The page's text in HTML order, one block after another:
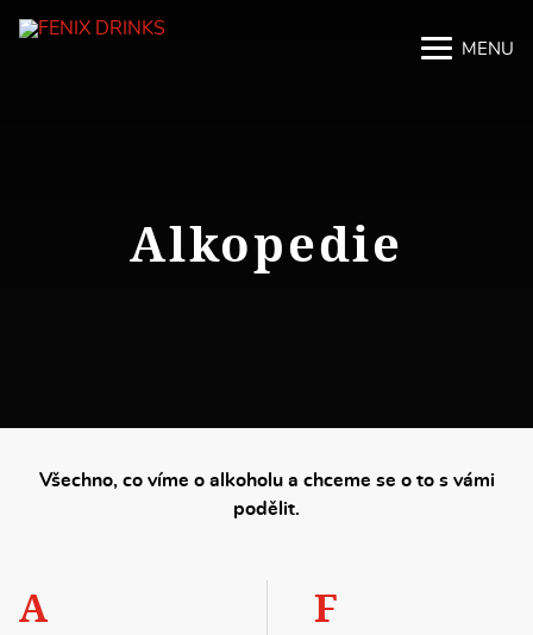
MENU
Alkopedie
Všechno, co víme o alkoholu a chceme se o to s vámi
podělit.
A F